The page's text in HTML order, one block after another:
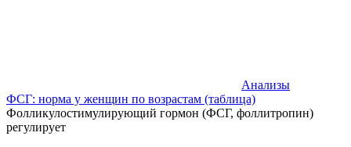
Анализы
ФСГ: норма у женщин по возрастам (таблица)
Фолликулостимулирующий гормон (ФСГ, фоллитропин)
регулирует